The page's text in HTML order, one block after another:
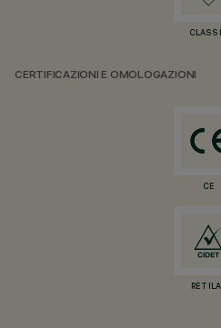
CLASS
CERTIFICAZIONI E OMOLOGAZIONI
CE